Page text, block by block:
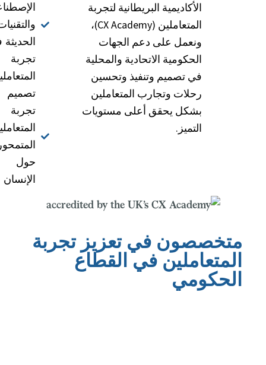
الأكاديمية البريطانية لتجربة
المتعاملين (CX Academy)،
ونعمل على دعم الجهات
الحكومية الاتحادية والمحلية
في تصميم وتنفيذ وتحسين
رحلات وتجارب المتعاملين
بشكل يحقق أعلى مستويات
التميز.
تجربة
تصميم
تجربة
حول
الإنسان
متخصصون في تعزيز تجربة
المتعاملين في القطاع
الحكومي